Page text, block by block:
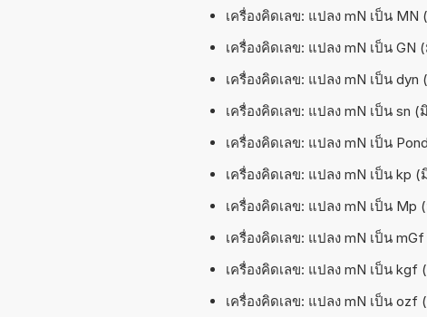
เครื่องคิดเลข: แปลง mN เป็น
เครื่องคิดเลข: แปลง mN เป็น
เครื่องคิดเลข: แปลง mN เป็น
เครื่องคิดเลข: แปลง mN เป็น sn
เครื่องคิดเลข: แปลง mN เป็น
เครื่องคิดเลข: แปลง mN เป็น kp
เครื่องคิดเลข: แปลง mN เป็น
เครื่องคิดเลข: แปลง mN เป็น
เครื่องคิดเลข: แปลง mN เป็น
เครื่องคิดเลข: แปลง mN เป็น